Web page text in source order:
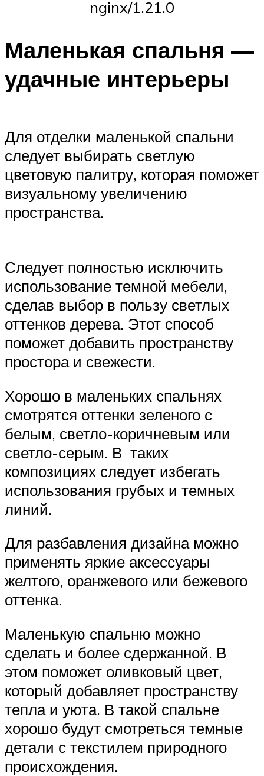
nginx/1.21.0
Маленькая спальня —
удачные интерьеры
Для отделки маленькой спальни
следует выбирать светлую
цветовую палитру, которая поможет
визуальному увеличению
пространства.
Следует полностью исключить
использование темной мебели,
сделав выбор в пользу светлых
оттенков дерева. Этот способ
поможет добавить пространству
простора и свежести.
Хорошо в маленьких спальнях
смотрятся оттенки зеленого с
белым, светло-коричневым или
светло-серым. В таких
композициях следует избегать
использования грубых и темных
линий.
Для разбавления дизайна можно
применять яркие аксессуары
желтого, оранжевого или бежевого
оттенка.
Маленькую спальню можно
сделать и более сдержанной. В
этом поможет оливковый цвет,
который добавляет пространству
тепла и уюта. В такой спальне
хорошо будут смотреться темные
детали с текстилем природного
происхождения.